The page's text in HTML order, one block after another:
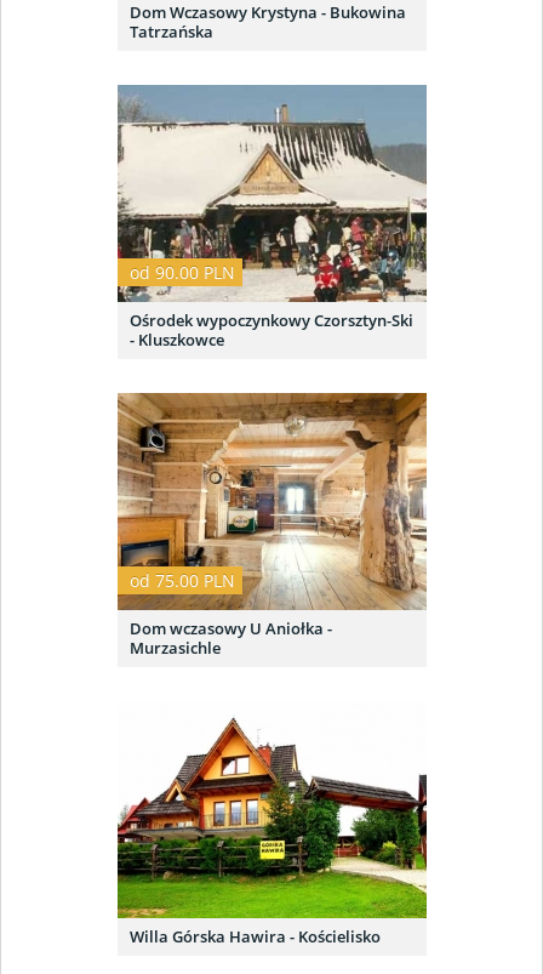
Dom Wczasowy Krystyna - Bukowina
Tatrzańska
od 90.00 PLN
Ośrodek wypoczynkowy Czorsztyn-Ski
- Kluszkowce
od 75.00 PLN
Dom wczasowy U Aniołka -
Murzasichle
Willa Górska Hawira - Kościelisko